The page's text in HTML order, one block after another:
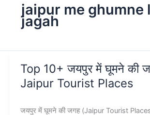
jaipur me ghumne
jagah
Top 10+ जयपुर में घूमने की
Jaipur Tourist Places
जयपुर में घूमने की जगह (Jaipur Tourist